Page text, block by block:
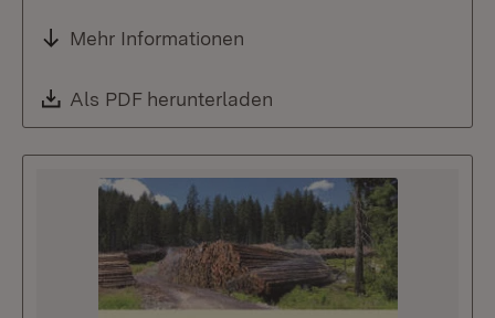
Mehr Informationen
Download:
Als PDF herunterladen